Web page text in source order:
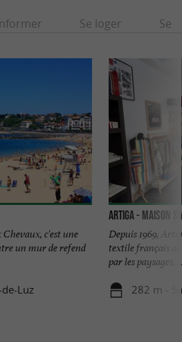
Se loger Se
c'est une
un mur de refend
Luz
Artiga - Maison
Depuis 1969,
textile français
par les paysages,
282 m -